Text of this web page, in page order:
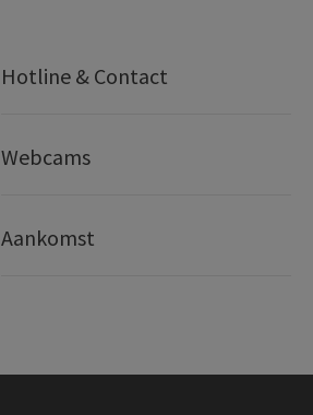
Hotline & Contact
Webcams
Aankomst